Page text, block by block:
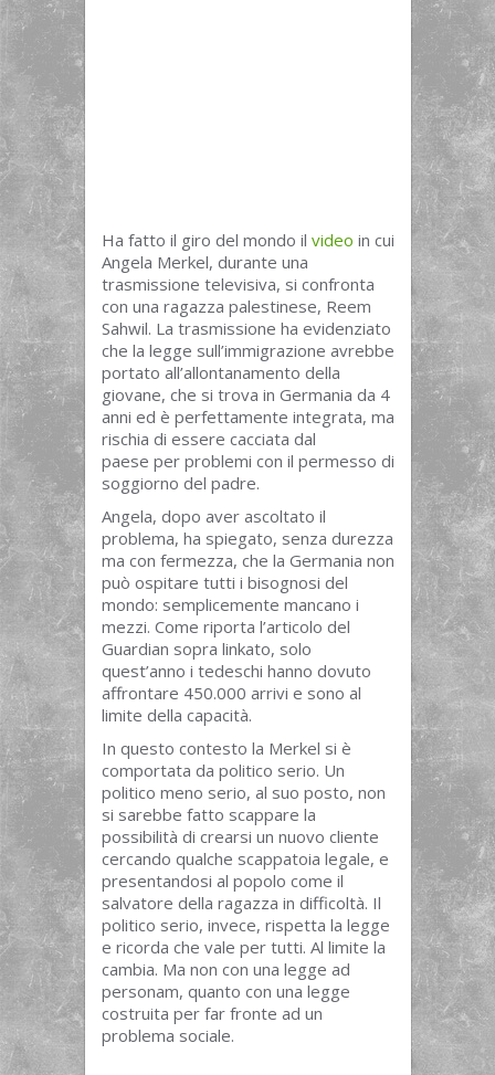
Ha fatto il giro del mondo il video in cui
Angela Merkel, durante una
trasmissione televisiva, si confronta
con una ragazza palestinese, Reem
Sahwil. La trasmissione ha evidenziato
che la legge sull’immigrazione avrebbe
portato all’allontanamento della
giovane, che si trova in Germania da 4
anni ed è perfettamente integrata, ma
rischia di essere cacciata dal
paese per problemi con il permesso di
soggiorno del padre.
Angela, dopo aver ascoltato il
problema, ha spiegato, senza durezza
ma con fermezza, che la Germania non
può ospitare tutti i bisognosi del
mondo: semplicemente mancano i
mezzi. Come riporta l’articolo del
Guardian sopra linkato, solo
quest’anno i tedeschi hanno dovuto
affrontare 450.000 arrivi e sono al
limite della capacità.
In questo contesto la Merkel si è
comportata da politico serio. Un
politico meno serio, al suo posto, non
si sarebbe fatto scappare la
possibilità di crearsi un nuovo cliente
cercando qualche scappatoia legale, e
presentandosi al popolo come il
salvatore della ragazza in difficoltà. Il
politico serio, invece, rispetta la legge
e ricorda che vale per tutti. Al limite la
cambia. Ma non con una legge ad
personam, quanto con una legge
costruita per far fronte ad un
problema sociale.